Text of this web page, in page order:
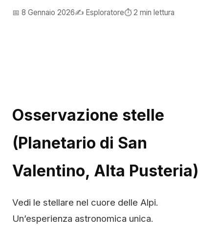
📅 8 Gennaio 2026✍️ Esploratore⏱️ 2 min lettura
Osservazione stelle
(Planetario di San
Valentino, Alta Pusteria)
Vedi le stellare nel cuore delle Alpi.
Un’esperienza astronomica unica.